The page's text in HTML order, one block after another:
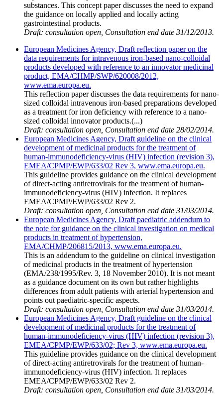
substances. This concept paper discusses the need to expand
the guidance on locally applied and locally acting
gastrointestinal products.
Draft: consultation open, Consultation end date 31/12/2013.
European Medicines Agency, Draft reflection paper on the
data requirements for intravenous iron-based nano-colloidal
products developed with reference to an innovator medicinal
product, EMA/CHMP/SWP/620008/2012,
www.ema.europa.eu.
This reflection paper discusses the data requirements for nano-
sized colloidal intravenous iron-based preparations developed
as a treatment for iron deficiency with reference to a nano-
sized colloidal innovator products.(...)
Draft: consultation open, Consultation end date 28/02/2014.
European Medicines Agency, Draft guideline on the clinical
development of medicinal products for the treatment of
human-immunodeficiency-virus (HIV) infection (revision 3),
EMEA/CPMP/EWP/633/02 Rev 3, www.ema.europa.eu.
This guideline provides guidance on the clinical development
of direct-acting antiretrovirals for the treatment of human-
immunodeficiency-virus (HIV) infection. It replaces
EMEA/CPMP/EWP/633/02 Rev 2.
Draft: consultation open, Consultation end date 31/03/2014.
European Medicines Agency, Draft paediatric addendum to
the note for guidance on the clinical investigation on medical
products in treatment of hypertension,
EMA/CHMP/206815/2013, www.ema.europa.eu.
This is an addendum to the guideline on clinical investigation
of medicinal products in the treatment of hypertension
(EMA/238/1995/Rev. 3, 18 November 2010). It is not meant
as a guidance document on its own but rather highlights
differences from adult patients with arterial hypertension and
points out paediatric-specific aspects.
Draft: consultation open, Consultation end date 31/03/2014.
European Medicines Agency, Draft guideline on the clinical
development of medicinal products for the treatment of
human-immunodeficiency-virus (HIV) infection (revision 3),
EMEA/CPMP/EWP/633/02; Rev 3, www.ema.europa.eu.
This guideline provides guidance on the clinical development
of direct-acting antiretrovirals for the treatment of human-
immunodeficiency-virus (HIV) infection. It replaces
EMEA/CPMP/EWP/633/02 Rev 2.
Draft: consultation open, Consultation end date 31/03/2014.